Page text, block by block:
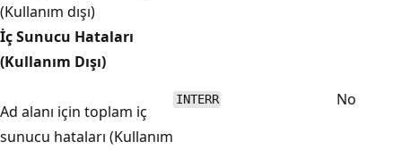
(Kullanım dışı)
İç Sunucu Hataları
(Kullanım Dışı)
Ad alanı için toplam iç
sunucu hataları (Kullanım
INTERR No